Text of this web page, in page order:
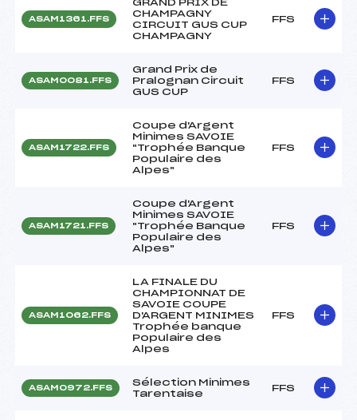
ASAM1361.FFS
GRAND PRIX DE
CHAMPAGNY
CIRCUIT GUS CUP
CHAMPAGNY
FFS
ASAM0081.FFS
Grand Prix de
Pralognan Circuit
GUS CUP
FFS
ASAM1722.FFS
Coupe d'Argent
Minimes SAVOIE
"Trophée Banque
Populaire des
Alpes"
FFS
ASAM1721.FFS
Coupe d'Argent
Minimes SAVOIE
"Trophée Banque
Populaire des
Alpes"
FFS
ASAM1062.FFS
LA FINALE DU
CHAMPIONNAT DE
SAVOIE COUPE
D'ARGENT MINIMES
Trophée banque
Populaire des
Alpes
FFS
ASAM0972.FFS
Sélection Minimes
Tarentaise
FFS